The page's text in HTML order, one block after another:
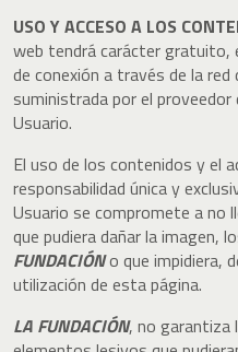
USO Y ACCESO A LOS
web tendrá carácter gratuito,
de conexión a través de la
suministrada por el
Usuario.
El uso de los contenidos y el
responsabilidad única y
Usuario se compromete a no
que pudiera dañar la imagen,
FUNDACIÓNo que impidiera,
utilización de esta página.
LA FUNDACIÓN, no garantiza